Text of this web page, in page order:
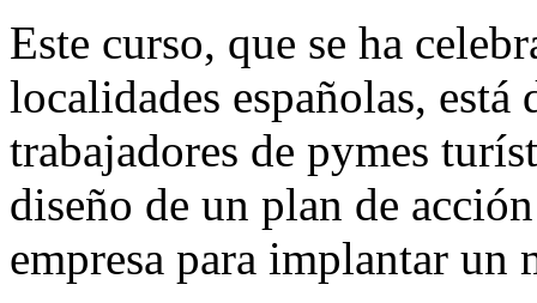
Este curso, que se ha
localidades españolas,
trabajadores de pymes
diseño de un plan de
empresa para implantar un